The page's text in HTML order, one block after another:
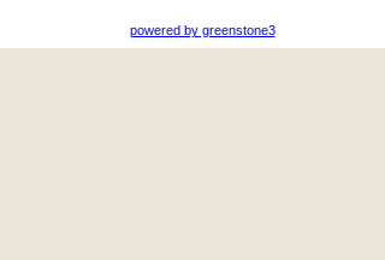
powered by greenstone3